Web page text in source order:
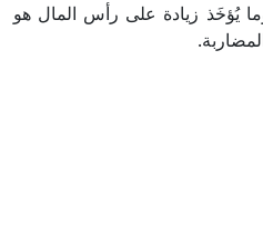
يُؤخَذ زيادة على رأس المال هو